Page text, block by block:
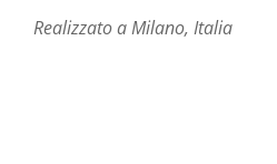
Realizzato a Milano, Italia